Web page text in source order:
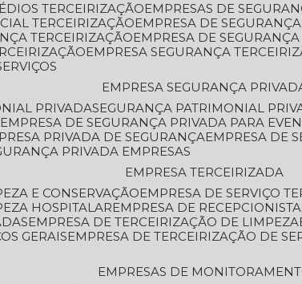
TERCEIRIZAÇÃO
EMPRESAS DE
TERCEIRIZAÇÃO
EMPRESA DE
TERCEIRIZAÇÃO
EMPRESA DE
EMPRESA SEGURANÇA
EMPRESA SEGURANÇA
PRIVADA SEGURANÇA PATRIMONIAL
EMPRESA DE SEGURANÇA PRIVADA PARA
PRIVADA DE SEGURANÇA
EMPRESA DE
PRIVADA EMPRESAS
EMPRESA TERCEIRIZADA
E CONSERVAÇÃO
EMPRESA DE SERVIÇO
HOSPITALAR
EMPRESA DE
EMPRESA DE TERCEIRIZAÇÃO DE LIMPEZA
GERAIS
EMPRESA DE TERCEIRIZAÇÃO DE
EMPRESAS DE